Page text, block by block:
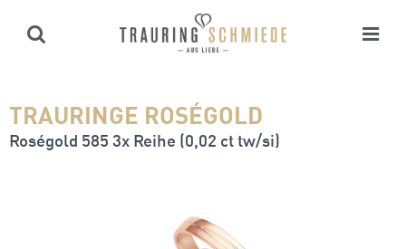
TRAURINGE ROSÉGOLD
Roségold 585 3x Reihe (0,02 ct tw/si)